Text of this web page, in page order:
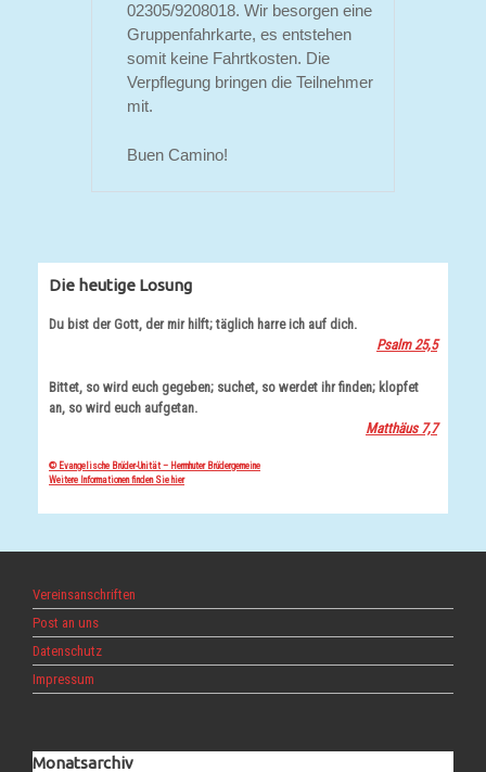
02305/9208018. Wir besorgen eine
Gruppenfahrkarte, es entstehen
somit keine Fahrtkosten. Die
Verpflegung bringen die Teilnehmer
mit.
Buen Camino!
Die heutige Losung
Du bist der Gott, der mir hilft; täglich harre ich auf dich.
Psalm 25,5
Bittet, so wird euch gegeben; suchet, so werdet ihr finden; klopfet
an, so wird euch aufgetan.
Matthäus 7,7
© Evangelische Brüder-Unität – Herrnhuter Brüdergemeine
Weitere Informationen finden Sie hier
Vereinsanschriften
Post an uns
Datenschutz
Impressum
Monatsarchiv